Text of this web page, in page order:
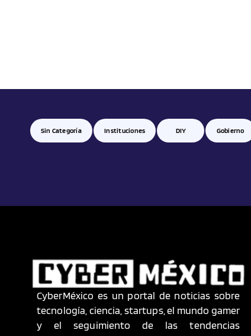
Sin Categoría Instituciones DIY Gobierno
CyberMéxico es un portal de noticias sobre
tecnología, ciencia, startups, el mundo gamer
y el seguimiento de las tendencias